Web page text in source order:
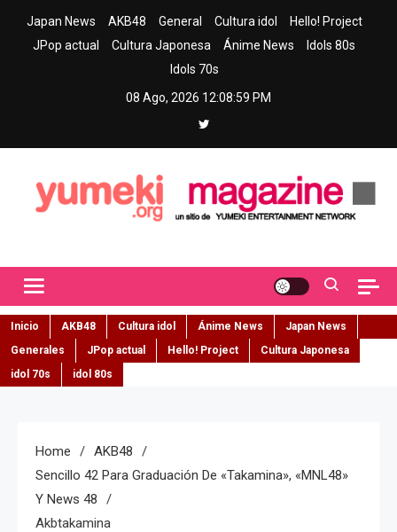
Japan News AKB48 General Cultura idol
Hello! Project
JPop actual
Cultura Japonesa Ánime News
Idols 80s
Idols 70s
08 Ago, 2026 12:09:00 PM
Inicio AKB48 Cultura idol Ánime News
Japan News
Generales
JPop actual Hello! Project
Cultura Japonesa
idol 70s
idol 80s
Home
AKB48
Sencillo 42 Para Graduación De «Takamina», «MNL48»
Y News 48
Akbtakamina